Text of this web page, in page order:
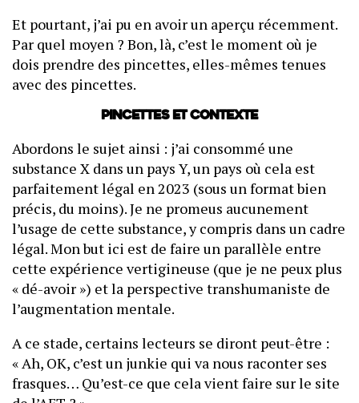
Et pourtant, j’ai pu en avoir un aperçu récemment.
Par quel moyen ? Bon, là, c’est le moment où je
dois prendre des pincettes, elles-mêmes tenues
avec des pincettes.
Pincettes et contexte
Abordons le sujet ainsi : j’ai consommé une
substance X dans un pays Y, un pays où cela est
parfaitement légal en 2023 (sous un format bien
précis, du moins). Je ne promeus aucunement
l’usage de cette substance, y compris dans un cadre
légal. Mon but ici est de faire un parallèle entre
cette expérience vertigineuse (que je ne peux plus
« dé-avoir ») et la perspective transhumaniste de
l’augmentation mentale.
A ce stade, certains lecteurs se diront peut-être :
« Ah, OK, c’est un junkie qui va nous raconter ses
frasques… Qu’est-ce que cela vient faire sur le site